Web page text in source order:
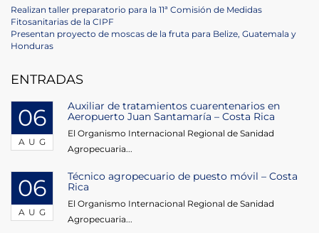
Post
navigation
Previous
Post
Realizan taller preparatorio para la 11ª Comisión de Medidas
Fitosanitarias de la CIPF
Next
Post
Presentan proyecto de moscas de la fruta para Belize, Guatemala y
Honduras
ENTRADAS
06
AUG
Auxiliar de tratamientos cuarentenarios en
Aeropuerto Juan Santamaría – Costa Rica
El Organismo Internacional Regional de Sanidad
Agropecuaria...
06
AUG
Técnico agropecuario de puesto móvil – Costa
Rica
El Organismo Internacional Regional de Sanidad
Agropecuaria...